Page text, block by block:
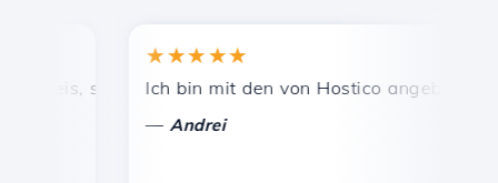
schnelle und effiziente technische Unterstützung.
★★★★★
Ich bin mit den von Hostico angebotenen
Andrei